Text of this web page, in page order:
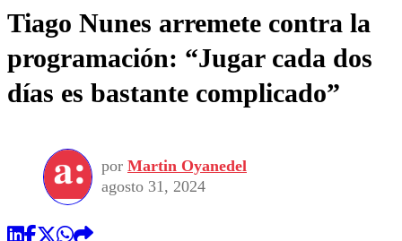
Tiago Nunes arremete contra la
programación: “Jugar cada dos
días es bastante complicado”
por Martin Oyanedel
agosto 31, 2024